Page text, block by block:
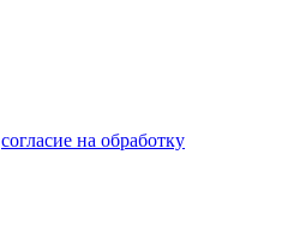
согласие на обработку